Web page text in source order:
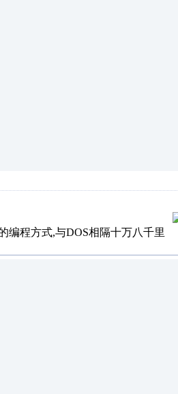
编程方式,与DOS相隔十万八千里